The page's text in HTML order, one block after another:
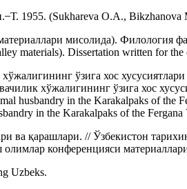
1955. (Sukhareva O.A., Bikzhanova
мисолида). Филология
materials). Dissertation written for
ўзига хос
хўжалигининг ўзига хос
husbandry in the Karakalpaks of the
in the Karakalpaks of the
ва қарашлари. // Ўзбекистон
конференцияси
Uzbeks.